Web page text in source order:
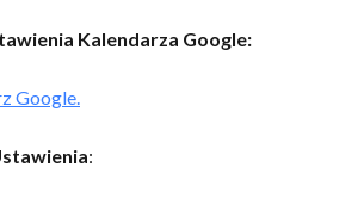
Kalendarza Google:
Google.
: